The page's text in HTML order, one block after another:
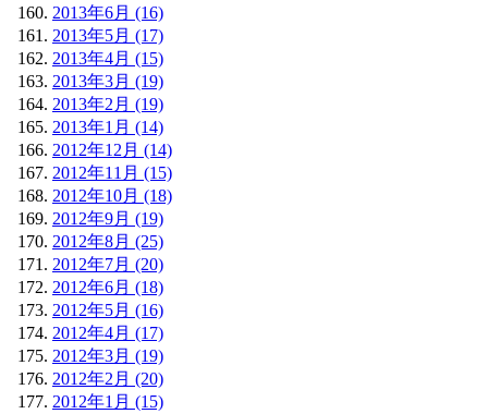
2013年6月 (16)
2013年5月 (17)
2013年4月 (15)
2013年3月 (19)
2013年2月 (19)
2013年1月 (14)
2012年12月 (14)
2012年11月 (15)
2012年10月 (18)
2012年9月 (19)
2012年8月 (25)
2012年7月 (20)
2012年6月 (18)
2012年5月 (16)
2012年4月 (17)
2012年3月 (19)
2012年2月 (20)
2012年1月 (15)